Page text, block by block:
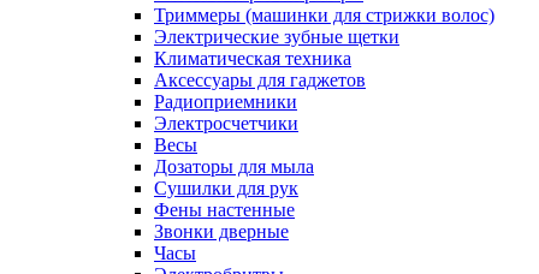
Триммеры (машинки для стрижки волос)
Электрические зубные щетки
Климатическая техника
Аксессуары для гаджетов
Радиоприемники
Электросчетчики
Весы
Дозаторы для мыла
Сушилки для рук
Фены настенные
Звонки дверные
Часы